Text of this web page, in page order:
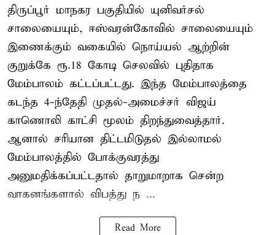
திருப்பூர் மாநகர பகுதியில் யுனிவர்சல்
சாலையையும், ஈஸ்வரன்கோவில் சாலையையும்
இணைக்கும் வகையில் நொய்யல் ஆற்றின்
குறுக்கே ரூ.18 கோடி செலவில் புதிதாக
மேம்பாலம் கட்டப்பட்டது. இந்த மேம்பாலத்தை
கடந்த 4-ந்தேதி முதல்-அமைச்சர் விஜய்
காணொலி காட்சி மூலம் திறந்துவைத்தார்.
ஆனால் சரியான திட்டமிடுதல் இல்லாமல்
மேம்பாலத்தில் போக்குவரத்து
அனுமதிக்கப்பட்டதால் தாறுமாறாக சென்ற
வாகனங்களால் விபத்து ந ...
Read More